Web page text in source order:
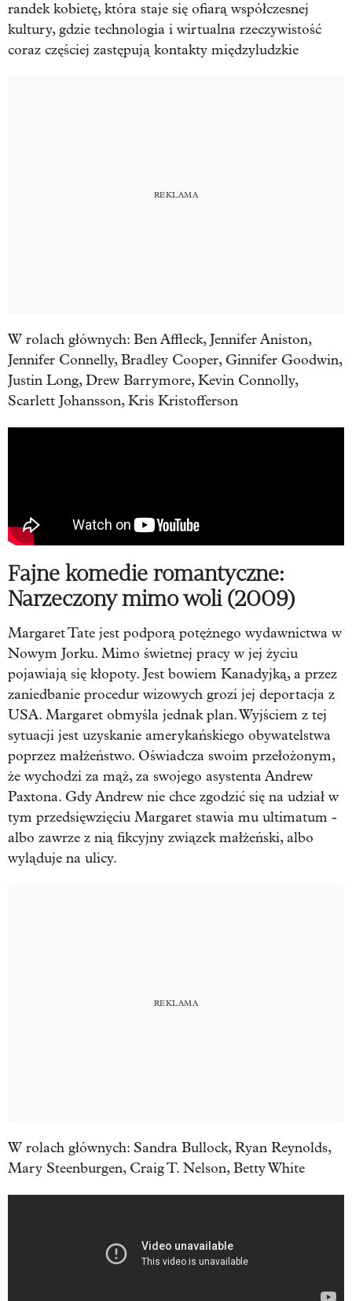
randek kobietę, która staje się ofiarą współczesnej
kultury, gdzie technologia i wirtualna rzeczywistość
coraz częściej zastępują kontakty międzyludzkie
W rolach głównych: Ben Affleck, Jennifer Aniston,
Jennifer Connelly, Bradley Cooper, Ginnifer Goodwin,
Justin Long, Drew Barrymore, Kevin Connolly,
Scarlett Johansson, Kris Kristofferson
Fajne komedie romantyczne:
Narzeczony mimo woli (2009)
Margaret Tate jest podporą potężnego wydawnictwa w
Nowym Jorku. Mimo świetnej pracy w jej życiu
pojawiają się kłopoty. Jest bowiem Kanadyjką, a przez
zaniedbanie procedur wizowych grozi jej deportacja z
USA. Margaret obmyśla jednak plan. Wyjściem z tej
sytuacji jest uzyskanie amerykańskiego obywatelstwa
poprzez małżeństwo. Oświadcza swoim przełożonym,
że wychodzi za mąż, za swojego asystenta Andrew
Paxtona. GdyAndrew nie chce zgodzić się na udział w
tym przedsięwzięciu Margaret stawia mu ultimatum -
albo zawrze z nią fikcyjny związek małżeński, albo
wyląduje na ulicy.
W rolach głównych: Sandra Bullock, Ryan Reynolds,
Mary Steenburgen, Craig T. Nelson, Betty White